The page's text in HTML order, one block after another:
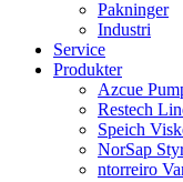
Pakninger
Industri
Service
Produkter
Azcue
Restech
Speich
NorSap
ntorreiro